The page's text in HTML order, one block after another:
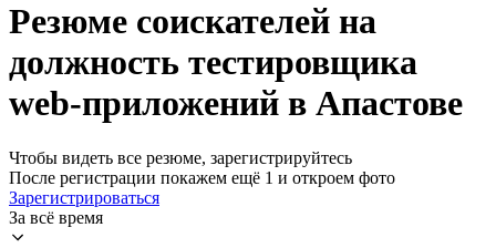
Резюме соискателей на
должность тестировщика
web-приложений в Апастове
Чтобы видеть все резюме, зарегистрируйтесь
После регистрации покажем ещё 1 и откроем фото
Зарегистрироваться
За всё время